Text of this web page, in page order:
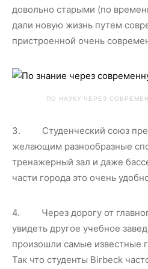
довольно старыми (по
дали новую жизнь путем
пристроенной очень
ПО НАУКУ ЧЕРЕЗ
3. Студенческий союз
желающим разнообразные
тренажерный зал и даже
части города это очень
4. Через дорогу от
увидеть другое учебное
произошли самые известные
Так что студенты Birbeck